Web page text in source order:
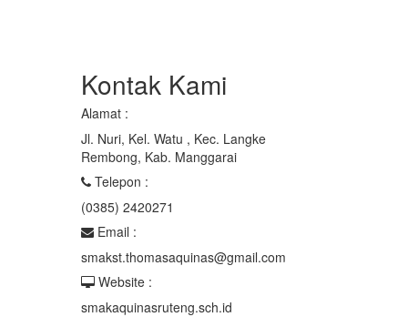
Kontak Kami
Alamat :
Jl. Nuri, Kel. Watu , Kec. Langke
Rembong, Kab. Manggarai
Telepon :
(0385) 2420271
Email :
smakst.thomasaquinas@gmail.com
Website :
smakaquinasruteng.sch.id